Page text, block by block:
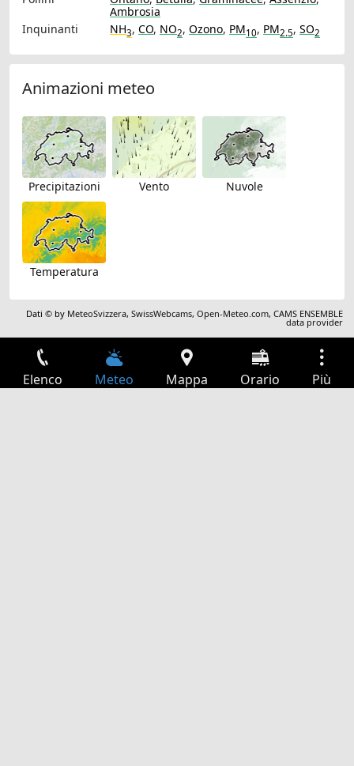
Ambrosia
Inquinanti
NH3, CO, NO2, Ozono, PM10, PM2.5, SO2
Animazioni meteo
Precipitazioni Vento Nuvole
Temperatura
Dati © by MeteoSvizzera,SwissWebcams,Open-Meteo.com,CAMS ENSEMBLE
data provider
Elenco Meteo Mappa Orario Più